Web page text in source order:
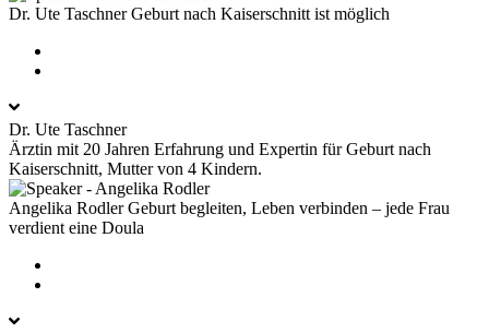
Dr. Ute Taschner Geburt nach Kaiserschnitt ist möglich
Dr. Ute Taschner
Ärztin mit 20 Jahren Erfahrung und Expertin für Geburt nach
Kaiserschnitt, Mutter von 4 Kindern.
Angelika Rodler Geburt begleiten, Leben verbinden – jede Frau
verdient eine Doula